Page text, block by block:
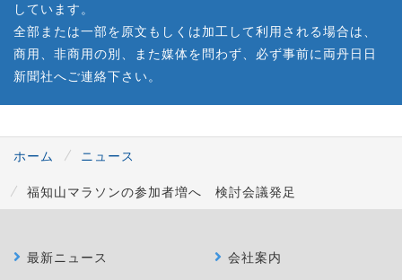
しています。
全部または一部を原文もしくは加工して利用される場合は、
商用、非商用の別、また媒体を問わず、必ず事前に両丹日日
新聞社へご連絡下さい。
ホーム
ニュース
福知山マラソンの参加者増へ 検討会議発足
最新ニュース
会社案内